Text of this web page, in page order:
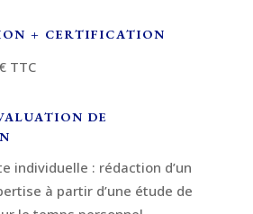
+ CERTIFICATION
TTC
DE
individuelle : rédaction d’un
à partir d’une étude de